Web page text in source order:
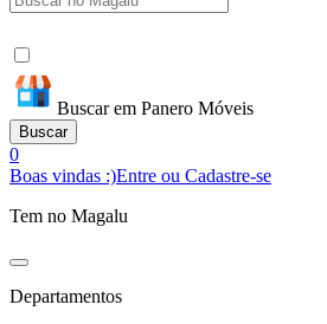
Buscar em Panero Móveis
Buscar
0
Boas vindas :)Entre ou Cadastre-se
Tem no Magalu
Departamentos